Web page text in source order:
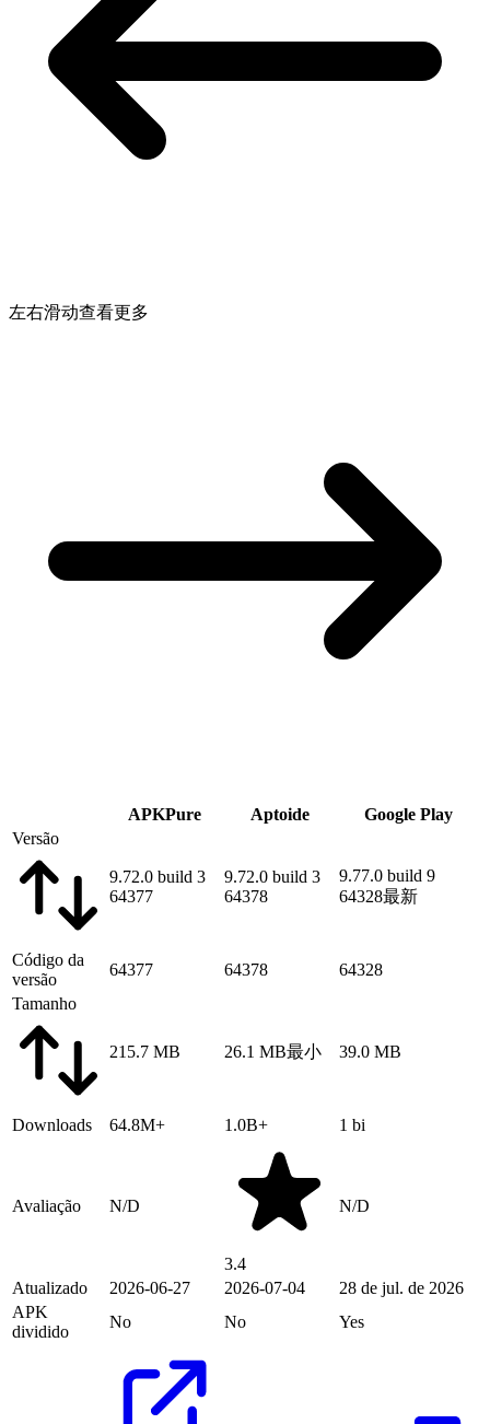
左右滑动查看更多
APKPure Aptoide
Google Play
Versão
9.72.0 build 3
64377
9.72.0 build 3
64378
9.77.0 build 9
64328最新
Código da
versão
64377 64378
64328
Tamanho
215.7 MB 26.1 MB最小 39.0 MB
Downloads 64.8M+ 1.0B+ 1 bi
Avaliação N/D
3.4
N/D
Atualizado 2026-06-27 2026-07-04
28 de jul. de 2026
APK
dividido
No No Yes